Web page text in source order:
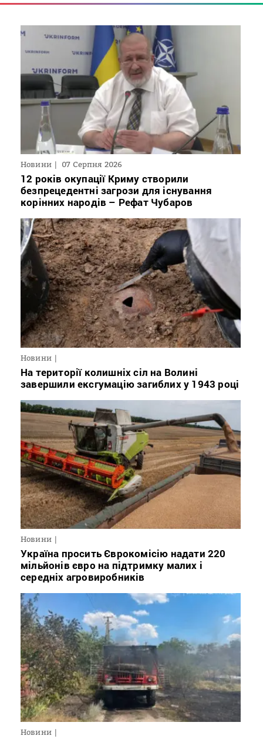
Новини 07 Серпня 2026
12 років окупації Криму створили
безпрецедентні загрози для існування
корінних народів – Рефат Чубаров
Новини
На території колишніх сіл на Волині
завершили ексгумацію загиблих у 1943 році
Новини
Україна просить Єврокомісію надати 220
мільйонів євро на підтримку малих і
середніх агровиробників
Новини